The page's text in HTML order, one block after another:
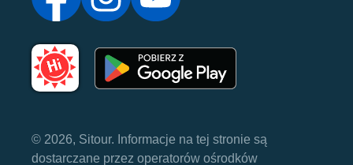
© 2026, Sitour. Informacje na tej stronie są
dostarczane przez operatorów ośrodków